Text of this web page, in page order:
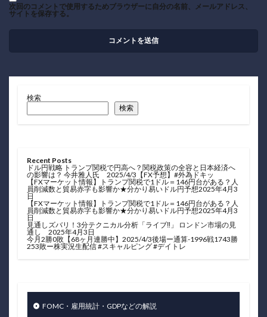
次回のコメントで使用するためブラウザーに自分の名前、メールアドレス、
サイトを保存する。
検索
検索
Recent Posts
ドル円戦略 トランプ関税で円高へ？関税政策の全容と日本経済へ
の影響は？ 今井雅人氏 2025/4/3【FX予想】#外為ドキッ
【FXマーケット情報】トランプ関税で1ドル＝146円台がある？人
員削減数と貿易赤字も影響か★分かり易いドル円予想2025年4月3
日
【FXマーケット情報】トランプ関税で1ドル＝146円台がある？人
員削減数と貿易赤字も影響か★分かり易いドル円予想2025年4月3
日
見通しズバリ！3分テクニカル分析「ライブ‼」 ロンドン市場の見
通し 2025年4月3日
今月2勝0敗【68ヶ月連勝中】2025/4/3後場ー通算-1996戦1743勝
253敗ー株実況生配信 #スキャルピング #デイトレ
FOMC・雇用統計・GDPなどの解説